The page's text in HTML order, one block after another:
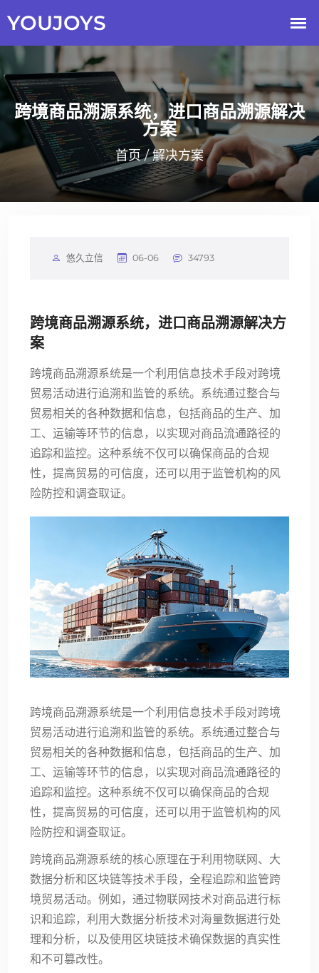
跨境商品溯源系统，进口商品溯源解决
方案
首页/解决方案
悠久立信 06-06 34793
跨境商品溯源系统，进口商品溯源解决方
案
跨境商品溯源系统是一个利用信息技术手段对跨境
贸易活动进行追溯和监管的系统。系统通过整合与
贸易相关的各种数据和信息，包括商品的生产、加
工、运输等环节的信息，以实现对商品流通路径的
追踪和监控。这种系统不仅可以确保商品的合规
性，提高贸易的可信度，还可以用于监管机构的风
险防控和调查取证。
跨境商品溯源系统是一个利用信息技术手段对跨境
贸易活动进行追溯和监管的系统。系统通过整合与
贸易相关的各种数据和信息，包括商品的生产、加
工、运输等环节的信息，以实现对商品流通路径的
追踪和监控。这种系统不仅可以确保商品的合规
性，提高贸易的可信度，还可以用于监管机构的风
险防控和调查取证。
跨境商品溯源系统的核心原理在于利用物联网、大
数据分析和区块链等技术手段，全程追踪和监管跨
境贸易活动。例如，通过物联网技术对商品进行标
识和追踪，利用大数据分析技术对海量数据进行处
理和分析，以及使用区块链技术确保数据的真实性
和不可篡改性。